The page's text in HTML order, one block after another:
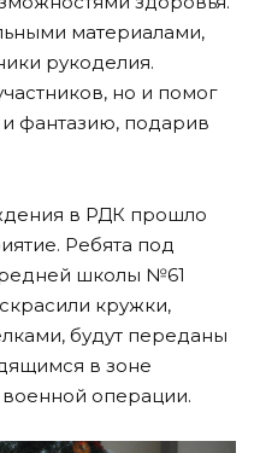
материалами,
рукоделия.
но и помог
фантазию, подарив
в РДК прошло
Ребята под
школы №61
кружки,
будут переданы
в зоне
операции.